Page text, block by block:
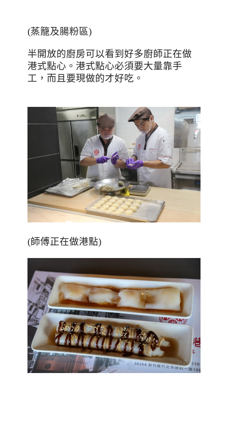
(蒸籠及腸粉區)
半開放的廚房可以看到好多廚師正在做
港式點心。港式點心必須要大量靠手
工，而且要現做的才好吃。
(師傅正在做港點)